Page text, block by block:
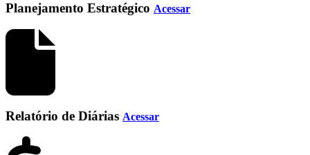
Planejamento Estratégico Acessar
Relatório de Diárias Acessar